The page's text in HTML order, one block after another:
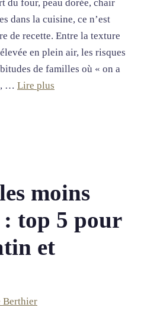
du four, peau dorée, chair
dans la cuisine, ce n’est
de recette. Entre la texture
en plein air, les risques
de familles où « on a
… Lire plus
moins
top 5 pour
et
Berthier